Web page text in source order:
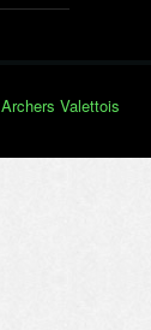
Archers Valettois